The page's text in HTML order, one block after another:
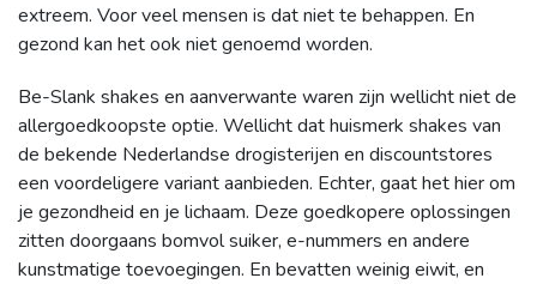
extreem. Voor veel mensen is dat niet te behappen. En
gezond kan het ook niet genoemd worden.
Be-Slank shakes en aanverwante waren zijn wellicht niet de
allergoedkoopste optie. Wellicht dat huismerk shakes van
de bekende Nederlandse drogisterijen en discountstores
een voordeligere variant aanbieden. Echter, gaat het hier om
je gezondheid en je lichaam. Deze goedkopere oplossingen
zitten doorgaans bomvol suiker, e-nummers en andere
kunstmatige toevoegingen. En bevatten weinig eiwit, en